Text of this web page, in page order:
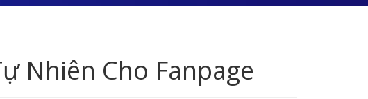
Nhiên Cho Fanpage